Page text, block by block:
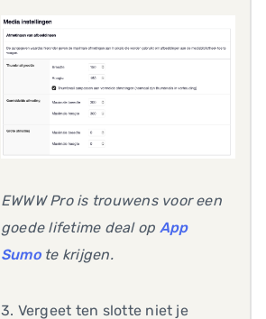
EWWW Pro is trouwens voor een
goede lifetime deal op App
Sumo te krijgen.
3. Vergeet ten slotte niet je